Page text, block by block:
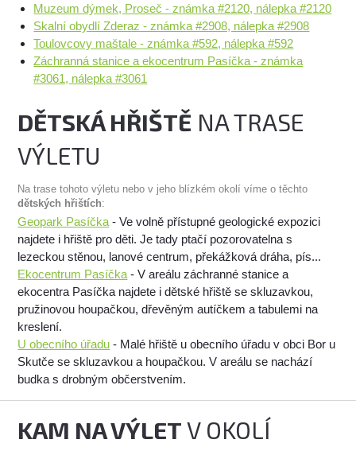
Muzeum dýmek, Proseč - známka #2120, nálepka #2120
Skalní obydlí Zderaz - známka #2908, nálepka #2908
Toulovcovy maštale - známka #592, nálepka #592
Záchranná stanice a ekocentrum Pasíčka - známka
#3061, nálepka #3061
DĚTSKÁ HŘIŠTĚ NA TRASE
VÝLETU
Na trase tohoto výletu nebo v jeho blízkém okolí víme o těchto
dětských hřištích:
Geopark Pasíčka - Ve volně přístupné geologické expozici
najdete i hřiště pro děti. Je tady ptačí pozorovatelna s
lezeckou stěnou, lanové centrum, překážková dráha, pís...
Ekocentrum Pasíčka - V areálu záchranné stanice a
ekocentra Pasíčka najdete i dětské hřiště se skluzavkou,
pružinovou houpačkou, dřevěným autíčkem a tabulemi na
kreslení.
U obecního úřadu - Malé hřiště u obecního úřadu v obci Bor u
Skutče se skluzavkou a houpačkou. V areálu se nachází
budka s drobným občerstvením.
KAM NA VÝLETV OKOLÍ